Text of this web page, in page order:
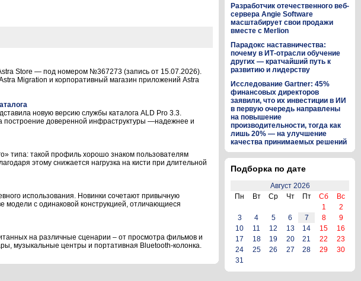
Store — под номером №367273 (запись от 15.07.2026).
Migration и корпоративный магазин приложений Astra
новую версию службы каталога ALD Pro 3.3.
построение доверенной инфраструктуры —надежнее и
типа: такой профиль хорошо знаком пользователям
этому снижается нагрузка на кисти при длительной
использования. Новинки сочетают привычную
модели с одинаковой конструкцией, отличающиеся
на различные сценарии – от просмотра фильмов и
музыкальные центры и портативная Bluetooth-колонка.
Разработчик отечественного веб-
сервера Angie Software
масштабирует свои продажи
вместе с Merlion
Парадокс наставничества:
почему в ИТ-отрасли обучение
других — кратчайший путь к
развитию и лидерству
Исследование Gartner: 45%
финансовых директоров
заявили, что их инвестиции в ИИ
в первую очередь направлены
на повышение
производительности, тогда как
лишь 20% — на улучшение
качества принимаемых решений
Подборка по дате
Август 2026
Пн
Вт Ср Чт Пт Сб
Вс
1
2
3
4 5 6 7 8
9
10
11 12 13 14 15
16
17
18 19 20 21 22
23
24
25 26 27 28 29
30
31